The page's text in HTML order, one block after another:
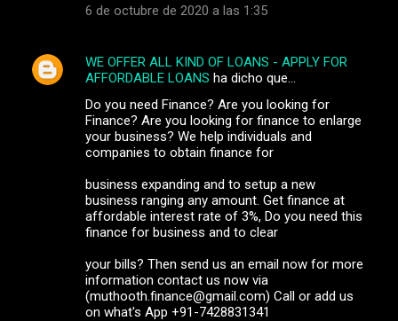
6 de octubre de 2020 a las 1:35
WE OFFER ALL KIND OF LOANS - APPLY FOR
AFFORDABLE LOANS ha dicho que…
Do you need Finance? Are you looking for
Finance? Are you looking for finance to enlarge
your business? We help individuals and
companies to obtain finance for
business expanding and to setup a new
business ranging any amount. Get finance at
affordable interest rate of 3%, Do you need this
finance for business and to clear
your bills? Then send us an email now for more
information contact us now via
(muthooth.finance@gmail.com) Call or add us
on what's App +91-7428831341